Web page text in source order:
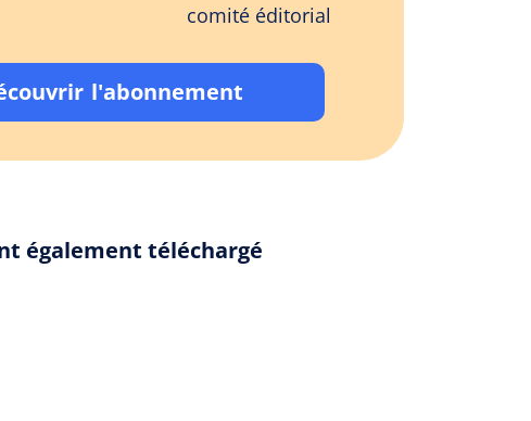
comité éditorial
l'abonnement
également téléchargé